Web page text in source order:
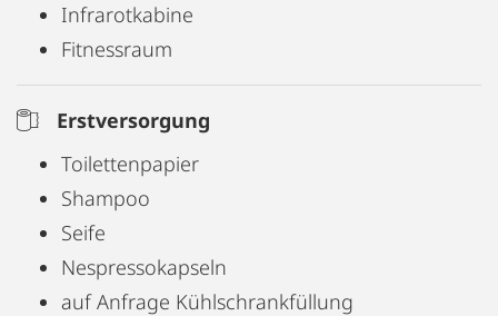
Infrarotkabine
Fitnessraum
Erstversorgung
Toilettenpapier
Shampoo
Seife
Nespressokapseln
auf Anfrage Kühlschrankfüllung